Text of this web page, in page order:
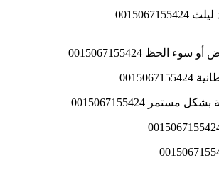
0015067155424
0015067155424